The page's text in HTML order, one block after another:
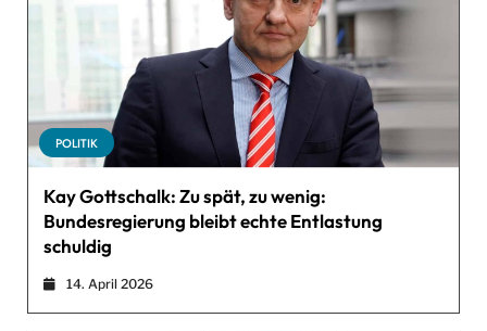
POLITIK
Kay Gottschalk: Zu spät, zu wenig:
Bundesregierung bleibt echte Entlastung
schuldig
14. April 2026